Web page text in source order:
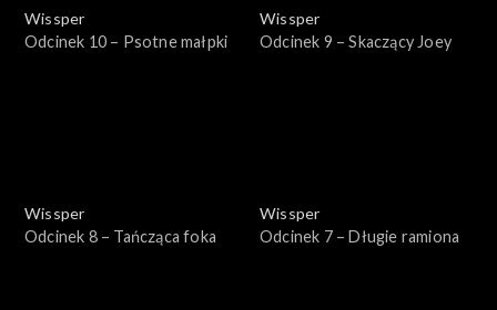
Wissper
Odcinek 10 – Psotne małpki
Wissper
Odcinek 9 – Skaczący Joey
Wissper
Odcinek 8 – Tańcząca foka
Wissper
Odcinek 7 – Długie ramiona